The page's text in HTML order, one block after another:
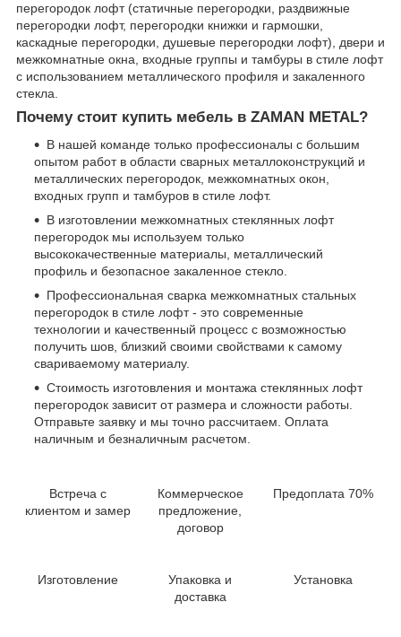
перегородок лофт (статичные перегородки, раздвижные
перегородки лофт, перегородки книжки и гармошки,
каскадные перегородки, душевые перегородки лофт), двери и
межкомнатные окна, входные группы и тамбуры в стиле лофт
с использованием металлического профиля и закаленного
стекла.
Почему стоит купить мебель в ZAMAN METAL?
В нашей команде только профессионалы с большим
опытом работ в области сварных металлоконструкций и
металлических перегородок, межкомнатных окон,
входных групп и тамбуров в стиле лофт.
В изготовлении межкомнатных стеклянных лофт
перегородок мы используем только
высококачественные материалы, металлический
профиль и безопасное закаленное стекло.
Профессиональная сварка межкомнатных стальных
перегородок в стиле лофт - это современные
технологии и качественный процесс с возможностью
получить шов, близкий своими свойствами к самому
свариваемому материалу.
Стоимость изготовления и монтажа стеклянных лофт
перегородок зависит от размера и сложности работы.
Отправьте заявку и мы точно рассчитаем. Оплата
наличным и безналичным расчетом.
Встреча с
клиентом и замер
Коммерческое
предложение,
договор
Предоплата 70%
Изготовление
Упаковка и
доставка
Установка